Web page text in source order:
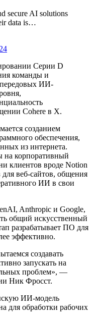
secure AI solutions
data is…
Серии D
команды и
передовых ИИ-
Cohere в X.
созданием
обеспечения,
из интернета.
на корпоративный
клиентов вроде Notion
веб-сайтов, общения
ИИ в свои
Anthropic и Google,
общий искусственный
разрабатывает ПО для
эффективно.
создавать
запускать на
проблем», —
Ник Фросст.
ИИ-модель
для обработки рабочих